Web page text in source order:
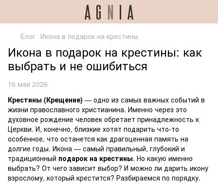
Блог Икона в подарок на крестины
Икона в подарок на крестины: как
выбрать и не ошибиться
16 мая 2026
Крестины (Крещение) — одно из самых важных событий в
жизни православного христианина. Именно через это
духовное рождение человек обретает принадлежность к
Церкви. И, конечно, близкие хотят подарить что-то
особенное, что останется как драгоценная память на
долгие годы. Икона — самый правильный, глубокий и
традиционный подарок на крестины. Но какую именно
выбрать? От чего зависит выбор? И можно ли дарить икону
взрослому, который крестится? Разбираемся по порядку.